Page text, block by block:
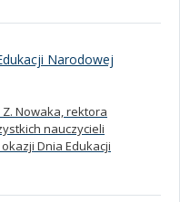
Narodowej
Nowaka, rektora
nauczycieli
Dnia Edukacji